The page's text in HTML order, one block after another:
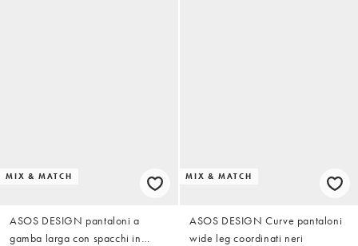
MIX & MATCH
ASOS DESIGN pantaloni a
gamba larga con spacchi in
MIX & MATCH
ASOS DESIGN Curve pantaloni
wide leg coordinati neri